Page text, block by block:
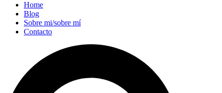
Home
Blog
Sobre mi/sobre mí
Contacto